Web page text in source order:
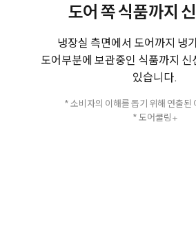
도어 쪽 식품까지
냉장실 측면에서 도어까지 냉
도어부분에 보관중인 식품까지 신
있습니다.
* 소비자의 이해를 돕기 위해 연출된
* 도어쿨링+